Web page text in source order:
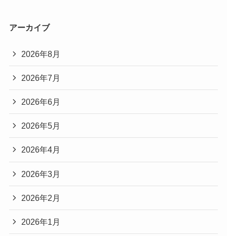
アーカイブ
2026年8月
2026年7月
2026年6月
2026年5月
2026年4月
2026年3月
2026年2月
2026年1月